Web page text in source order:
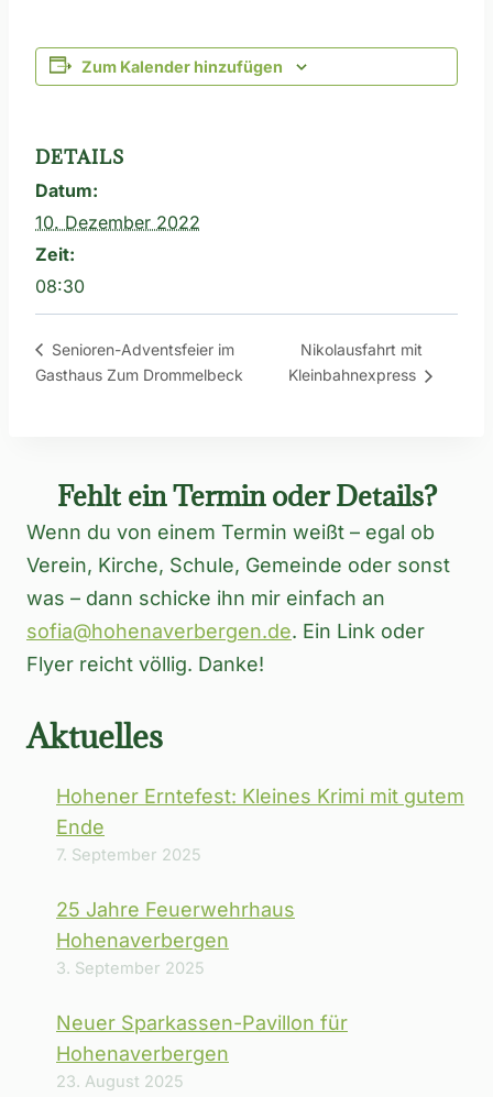
Zum Kalender hinzufügen
DETAILS
Datum:
10. Dezember 2022
Zeit:
08:30
Senioren-Adventsfeier im
Gasthaus Zum Drommelbeck
Nikolausfahrt mit
Kleinbahnexpress
Fehlt ein Termin oder Details?
Wenn du von einem Termin weißt – egal ob
Verein, Kirche, Schule, Gemeinde oder sonst
was – dann schicke ihn mir einfach an
sofia@hohenaverbergen.de. Ein Link oder
Flyer reicht völlig. Danke!
Aktuelles
Hohener Erntefest: Kleines Krimi mit gutem
Ende
7. September 2025
25 Jahre Feuerwehrhaus
Hohenaverbergen
3. September 2025
Neuer Sparkassen-Pavillon für
Hohenaverbergen
23. August 2025